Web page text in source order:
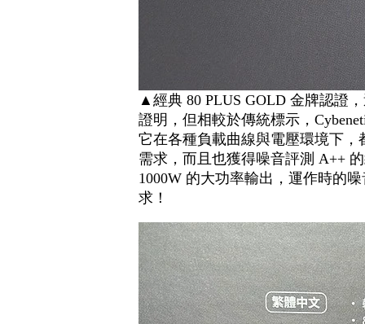
▲經典 80 PLUS GOLD 金牌認證
證明，但相較於傳統標示，
它在各種負載曲線與電壓環境下
需求，而且也獲得噪音評測 A++
1000W 的大功率輸出，運作時的
求！